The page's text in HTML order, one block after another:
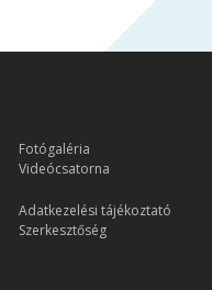
Fotógaléria
Videócsatorna
Adatkezelési tájékoztató
Szerkesztőség